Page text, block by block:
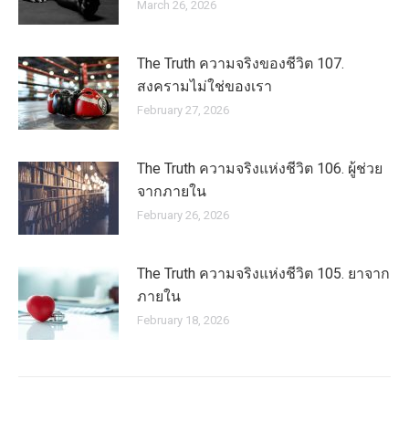
March 26, 2026
The Truth ความจริงของชีวิต 107.
สงครามไม่ใช่ของเรา
February 27, 2026
The Truth ความจริงแห่งชีวิต 106. ผู้ช่วย
จากภายใน
February 26, 2026
The Truth ความจริงแห่งชีวิต 105. ยาจาก
ภายใน
February 18, 2026